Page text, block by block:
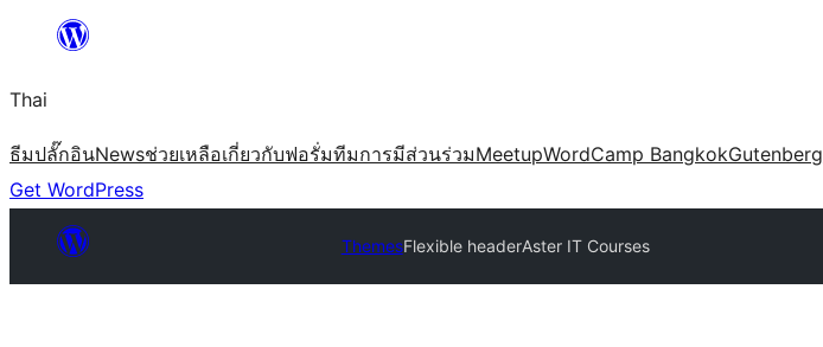
ยัง
เนื้อหา
Thai
ธีมปลั๊กอินNewsช่วยเหลือเกี่ยวกับฟอรั่มทีมการมีส่วนร่วมMeetupWordCamp BangkokGutenberg
Get WordPress
ThemesFlexible headerAster IT Courses